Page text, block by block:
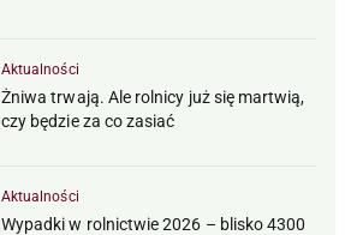
Aktualności
Żniwa trwają. Ale rolnicy już się martwią,
czy będzie za co zasiać
Aktualności
Wypadki w rolnictwie 2026 – blisko 4300